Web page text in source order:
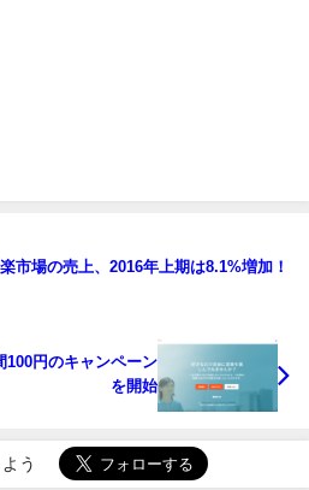
市場の売上、2016年上期は8.1%増加！
円のキャンペーン
を開始
う